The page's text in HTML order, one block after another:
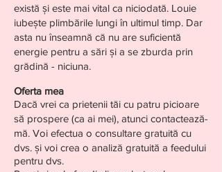
există și este mai vital ca niciodată. Louie
iubește plimbările lungi în ultimul timp. Dar
asta nu înseamnă că nu are suficientă
energie pentru a sări și a se zburda prin
grădină - niciuna.
Oferta mea​
Dacă vrei ca prietenii tăi cu patru picioare
să prospere (ca ai mei), atunci contactează-
mă. Voi efectua o consultare gratuită cu
dvs. și voi crea o analiză gratuită a feedului
pentru dvs.